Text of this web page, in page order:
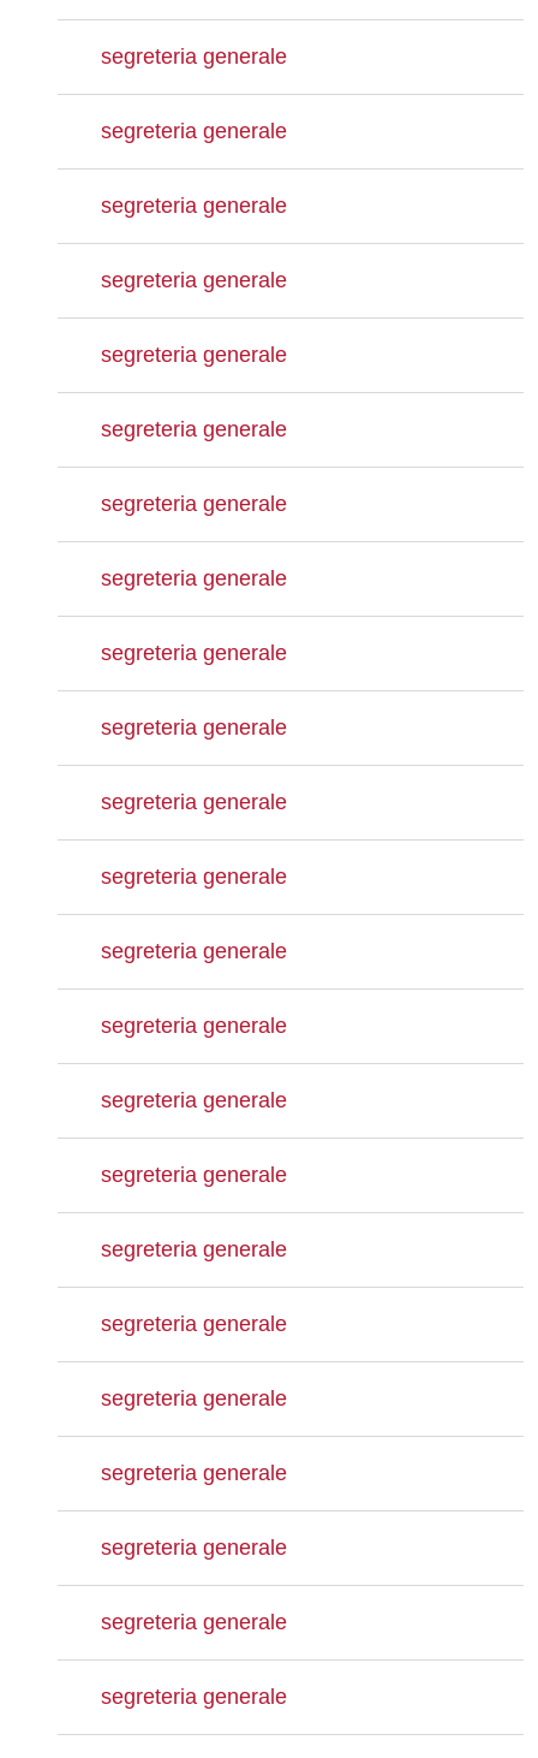
segreteria generale
segreteria generale
segreteria generale
segreteria generale
segreteria generale
segreteria generale
segreteria generale
segreteria generale
segreteria generale
segreteria generale
segreteria generale
segreteria generale
segreteria generale
segreteria generale
segreteria generale
segreteria generale
segreteria generale
segreteria generale
segreteria generale
segreteria generale
segreteria generale
segreteria generale
segreteria generale